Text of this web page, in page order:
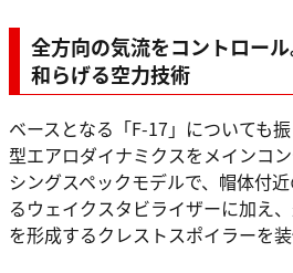
全方向の気流をコントロー
和らげる空力技術
ベースとなる「F-17」についても
型エアロダイナミクスをメインコ
シングスペックモデルで、帽体付
るウェイクスタビライザーに加え
を形成するクレストスポイラーを装